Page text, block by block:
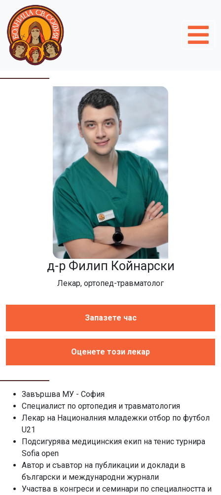
д-р Филип Койнарски
Лекар, ортопед-травматолог
Запазете час
Оценете този лекар
Завършва МУ - София
Специалист по ортопедия и травматология
Лекар на Националния младежки отбор по футбол
U21
Подсигурява медицинския екип на тенис турнира
Sofia open
Автор и съавтор на публикации и доклади в
български и международни журнали
Участва в конгреси и семинари по специалността и